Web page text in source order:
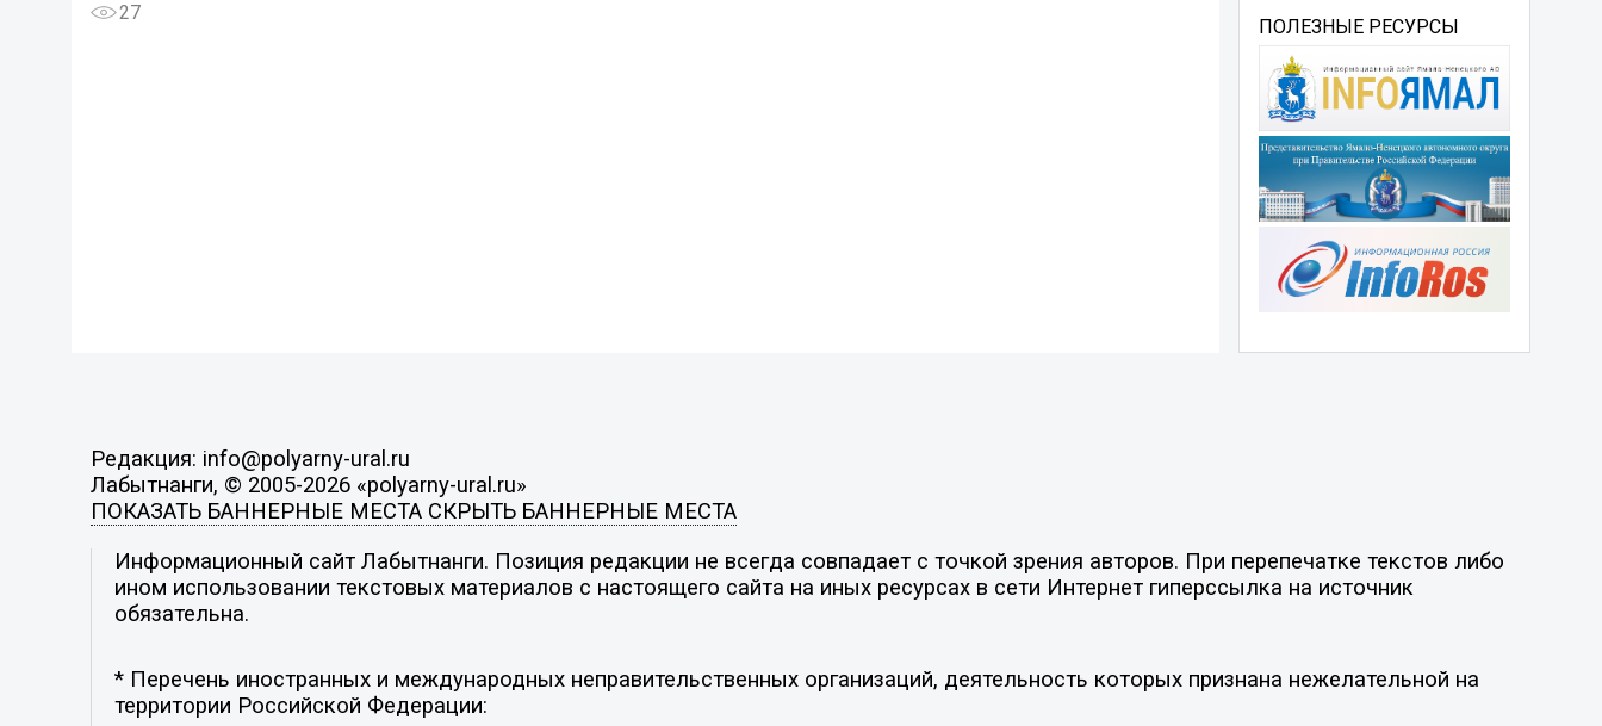
27
ПОЛЕЗНЫЕ РЕСУРСЫ
Редакция: info@polyarny-ural.ru
Лабытнанги, © 2005-2026 «polyarny-ural.ru»
ПОКАЗАТЬ БАННЕРНЫЕ МЕСТА СКРЫТЬ БАННЕРНЫЕ МЕСТА
Информационный сайт Лабытнанги. Позиция редакции не всегда совпадает с точкой зрения авторов. При перепечатке текстов либо
ином использовании текстовых материалов с настоящего сайта на иных ресурсах в сети Интернет гиперссылка на источник
обязательна.
* Перечень иностранных и международных неправительственных организаций, деятельность которых признана нежелательной на
территории Российской Федерации: